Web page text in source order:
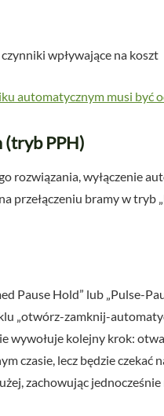
wpływające na koszt
automatycznym musi być
(tryb PPH)
rozwiązania, wyłączenie
przełączeniu bramy w tryb
Pause Hold” lub „Pulse-
„otwórz-zamknij-
wywołuje kolejny krok:
czasie, lecz będzie czekać
zachowując